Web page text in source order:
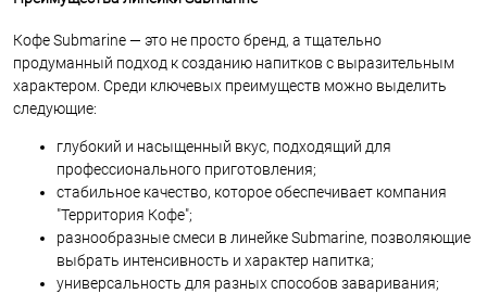
Кофе Submarine — это не просто бренд, а тщательно
продуманный подход к созданию напитков с выразительным
характером. Среди ключевых преимуществ можно выделить
следующие:
глубокий и насыщенный вкус, подходящий для
профессионального приготовления;
стабильное качество, которое обеспечивает компания
"Территория Кофе";
разнообразные смеси в линейке Submarine, позволяющие
выбрать интенсивность и характер напитка;
универсальность для разных способов заваривания;